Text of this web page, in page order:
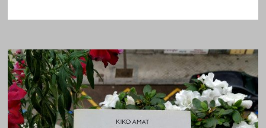
COOK